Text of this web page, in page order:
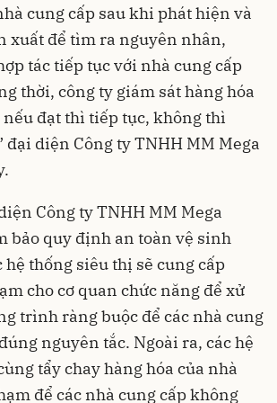
cung cấp sau khi phát hiện và
xuất để tìm ra nguyên nhân,
tác tiếp tục với nhà cung cấp
thời, công ty giám sát hàng hóa
đạt thì tiếp tục, không thì
đại diện Công ty TNHH MM Mega
Công ty TNHH MM Mega
bảo quy định an toàn vệ sinh
hệ thống siêu thị sẽ cung cấp
cho cơ quan chức năng để xử
trình ràng buộc để các nhà cung
nguyên tắc. Ngoài ra, các hệ
tẩy chay hàng hóa của nhà
để các nhà cung cấp không